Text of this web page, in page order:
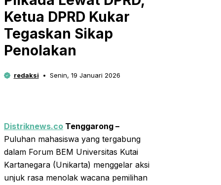
Ketua DPRD Kukar
Tegaskan Sikap
Penolakan
redaksi Senin, 19 Januari 2026
Distriknews.co Tenggarong –
Puluhan mahasiswa yang tergabung
dalam Forum BEM Universitas Kutai
Kartanegara (Unikarta) menggelar aksi
unjuk rasa menolak wacana pemilihan